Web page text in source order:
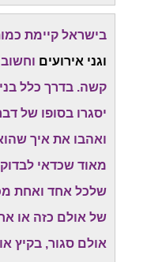
בישראל קיימת
וגני אירועים
קשה. בדרך כלל
יסגרו בסופו של
ואהבו את איך
מאוד שכדאי
שלכל אחד ואחת
של אולם כזה או
אולם סגור, בקיץ